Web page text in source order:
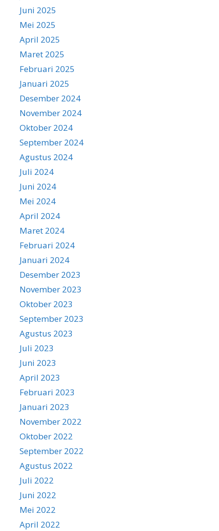
Juni 2025
Mei 2025
April 2025
Maret 2025
Februari 2025
Januari 2025
Desember 2024
November 2024
Oktober 2024
September 2024
Agustus 2024
Juli 2024
Juni 2024
Mei 2024
April 2024
Maret 2024
Februari 2024
Januari 2024
Desember 2023
November 2023
Oktober 2023
September 2023
Agustus 2023
Juli 2023
Juni 2023
April 2023
Februari 2023
Januari 2023
November 2022
Oktober 2022
September 2022
Agustus 2022
Juli 2022
Juni 2022
Mei 2022
April 2022